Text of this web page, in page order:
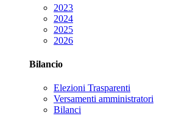
2023
2024
2025
2026
Bilancio
Elezioni Trasparenti
Versamenti amministratori
Bilanci